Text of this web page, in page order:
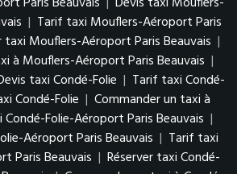
| Tarif taxi Mouflers-Aéroport Paris
taxi Mouflers-Aéroport Paris Beauvais |
à Mouflers-Aéroport Paris Beauvais |
taxi Condé-Folie | Tarif taxi Condé-
Condé-Folie | Commander un taxi à
Condé-Folie-Aéroport Paris Beauvais |
Aéroport Paris Beauvais | Tarif taxi
Paris Beauvais | Réserver taxi Condé-